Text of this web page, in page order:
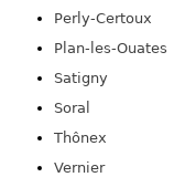
Perly-Certoux
Plan-les-Ouates
Satigny
Soral
Thônex
Vernier